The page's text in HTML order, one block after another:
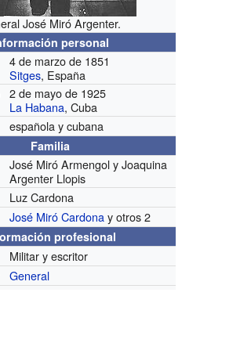
José Miró Argenter.
personal
4 de marzo de 1851
Sitges, España
2 de mayo de 1925
La Habana, Cuba
española y cubana
Familia
José Miró Armengol y Joaquina
Argenter Llopis
Luz Cardona
José Miró Cardonay otros 2
profesional
Militar y escritor
General